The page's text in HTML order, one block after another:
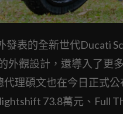
發表的全新世代Ducati
外觀設計，還導入了更
理碩文也在今日正式
73.8萬元、Full